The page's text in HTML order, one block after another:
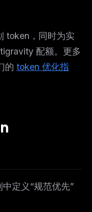
token，同时为实
配额。更多
的 token 优化指
定义“规范优先”
click.